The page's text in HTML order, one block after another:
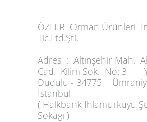
ÖZLER Orman Ürünleri
Tic.Ltd.Şti.
Adres : Altınşehir Mah.
Cad. Kilim Sok. No: 3
Dudulu - 34775
İstanbul
( Halkbank Ihlamurkuyu
Sokağı )